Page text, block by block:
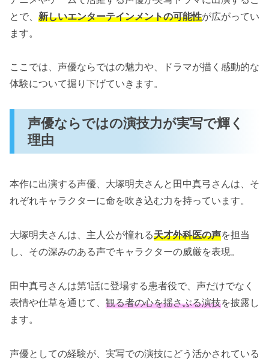
とで、 新しいエンターテインメントの可能性が広がってい
ます。
ここでは、声優ならではの魅力や、ドラマが描く感動的な
体験について掘り下げていきます。
声優ならではの演技力が実写で輝く
理由
本作に出演する声優、大塚明夫さんと田中真弓さんは、そ
れぞれキャラクターに命を吹き込む力を持っています。
大塚明夫さんは、主人公が憧れる天才外科医の声を担当
し、その深みのある声でキャラクターの威厳を表現。
田中真弓さんは第1話に登場する患者役で、声だけでなく
表情や仕草を通じて、 観る者の心を揺さぶる演技を披露し
ます。
声優としての経験が、実写での演技にどう活かされている